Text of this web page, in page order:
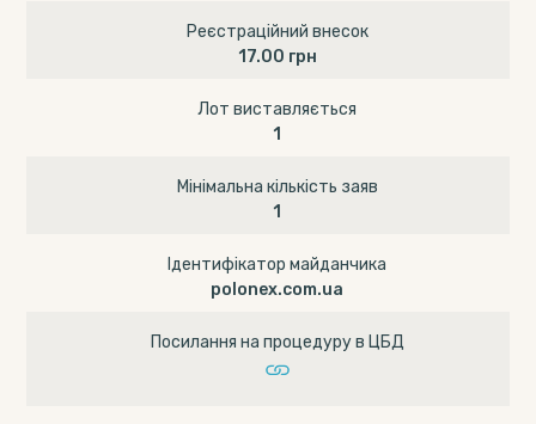
Реєстраційний внесок
17.00 грн
Лот виставляється
1
Мінімальна кількість заяв
1
Ідентифікатор майданчика
polonex.com.ua
Посилання на процедуру в ЦБД